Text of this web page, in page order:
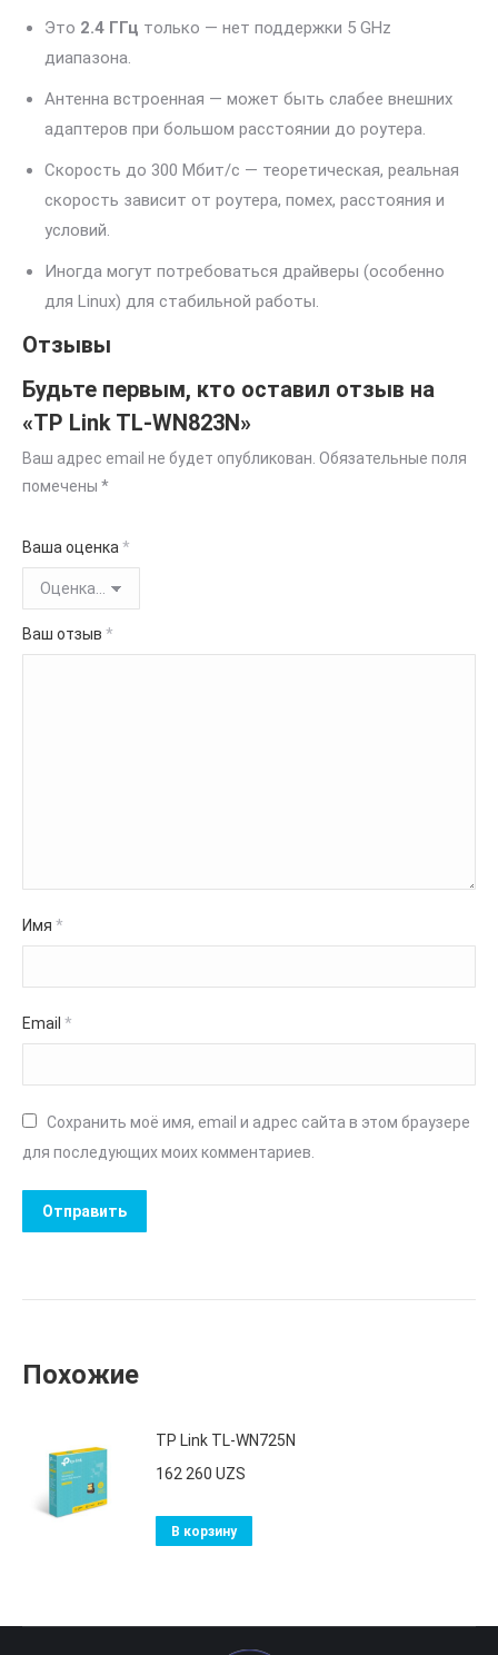
Это 2.4 ГГц только — нет поддержки 5 GHz
диапазона.
Антенна встроенная — может быть слабее внешних
адаптеров при большом расстоянии до роутера.
Скорость до 300 Мбит/с — теоретическая, реальная
скорость зависит от роутера, помех, расстояния и
условий.
Иногда могут потребоваться драйверы (особенно
для Linux) для стабильной работы.
Отзывы
Будьте первым, кто оставил отзыв на
«TP Link TL-WN823N»
Ваш адрес email не будет опубликован. Обязательные поля
помечены *
Ваша оценка *
Ваш отзыв *
Имя *
Email *
Сохранить моё имя, email и адрес сайта в этом браузере
для последующих моих комментариев.
Похожие
TP Link TL-WN725N
162 260 UZS
В корзину